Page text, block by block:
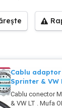
Cablu adaptor
Sprinter & VW
Cablu conector
& VW LT . Mufa